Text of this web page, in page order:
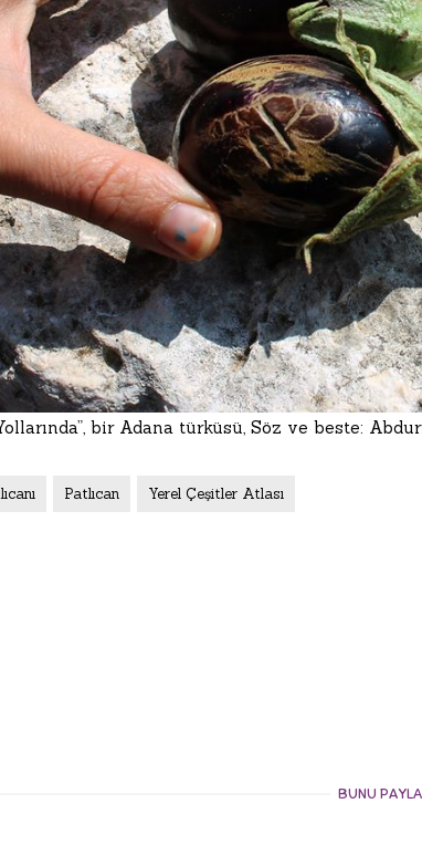
bir Adana türküsü, Söz ve beste:
Patlıcan Yerel Çeşitler Atlası
BUNU